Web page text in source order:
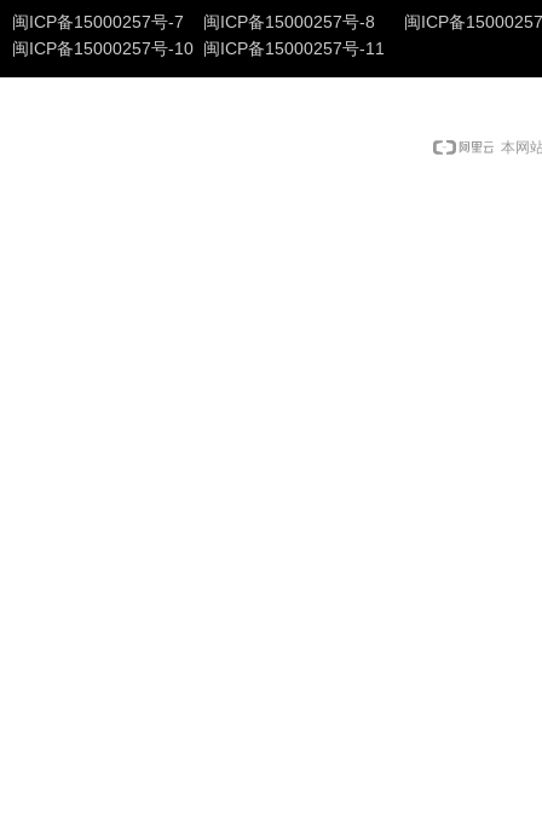
闽ICP备15000257号-7 闽ICP备15000257号-8 闽ICP备
闽ICP备15000257号-10 闽ICP备15000257号-11
本网